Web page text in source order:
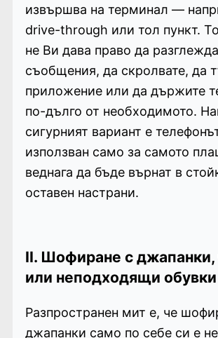
извършва на терминал —
drive-through или тол пункт.
не Ви дава право да
съобщения, да скролвате, да
приложение или да държите
по-дълго от необходимото.
сигурният вариант е
използван само за самото
веднага да бъде върнат в
оставен настрани.
II. Шофиране с джапанки,
или неподходящи обувки
Разпространен мит е, че
джапанки само по себе си е